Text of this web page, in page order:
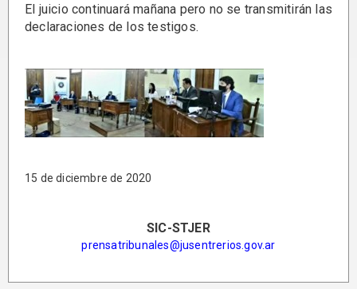
El juicio continuará mañana pero no se transmitirán las
declaraciones de los testigos.
15 de diciembre de 2020
SIC-STJER
prensatribunales@jusentrerios.gov.ar